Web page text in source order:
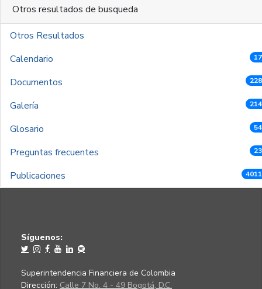
Otros resultados de busqueda
Otros Resultados
Calendario
Documentos
Galería
Glosario
Preguntas frecuentes
Publicaciones
Síguenos:
Superintendencia Financiera de Colombia
Dirección: Calle 7 No. 4 - 49 Bogotá, D.C.